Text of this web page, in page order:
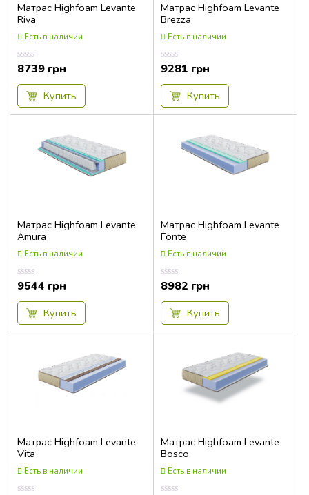
Матрас Highfoam Levante
Riva
Есть в наличии
Оценка
0.00
из
8739 грн
Купить
Матрас Highfoam Levante
Brezza
Есть в наличии
Оценка
0.00
из
9281 грн
Купить
Матрас Highfoam Levante
Amura
Есть в наличии
Оценка
0.00
из
9544 грн
Купить
Матрас Highfoam Levante
Fonte
Есть в наличии
Оценка
0.00
из
8982 грн
Купить
Матрас Highfoam Levante
Vita
Есть в наличии
Матрас Highfoam Levante
Bosco
Есть в наличии